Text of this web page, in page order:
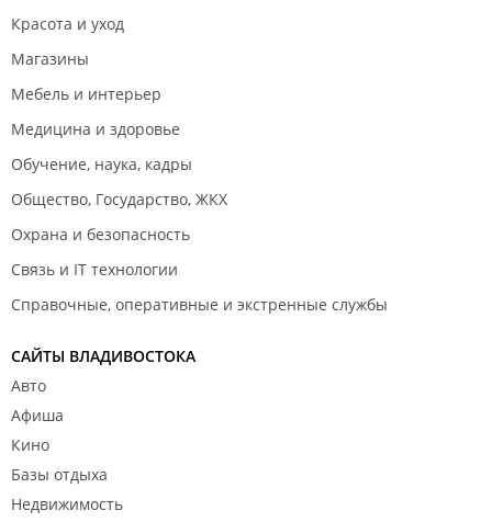
Красота и уход
Магазины
Мебель и интерьер
Медицина и здоровье
Обучение, наука, кадры
Общество, Государство, ЖКХ
Охрана и безопасность
Связь и IT технологии
Справочные, оперативные и экстренные службы
САЙТЫ ВЛАДИВОСТОКА
Авто
Афиша
Кино
Базы отдыха
Недвижимость